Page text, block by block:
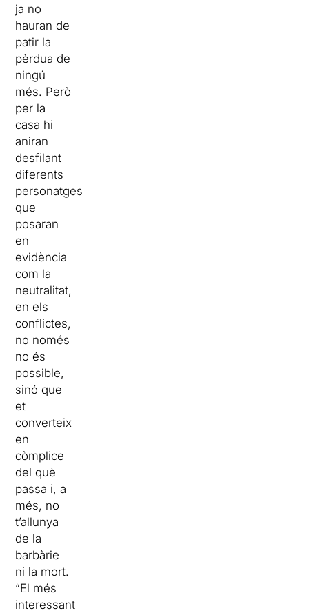
ja no
hauran de
patir la
pèrdua de
ningú
més. Però
per la
casa hi
aniran
desfilant
diferents
personatges
que
posaran
en
evidència
com la
neutralitat,
en els
conflictes,
no només
no és
possible,
sinó que
et
converteix
en
còmplice
del què
passa i, a
més, no
t’allunya
de la
barbàrie
ni la mort.
“El més
interessant